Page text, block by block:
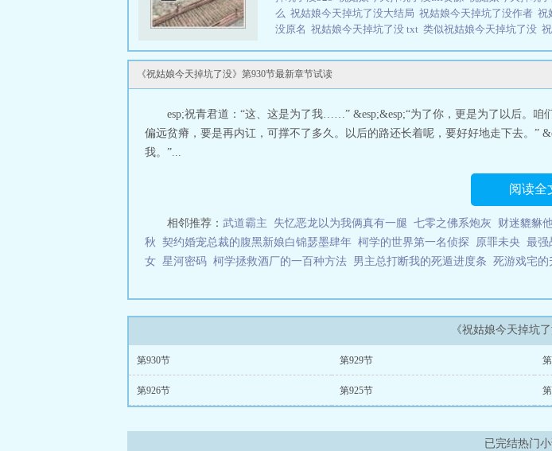
么 祝姑娘今天掉坑了没大结局 祝姑娘今天掉坑了没作者 祝
没原名 祝姑娘今天掉坑了没 txt 类似祝姑娘今天掉坑了没
吗祝姑娘今天掉坑了没173让朕来(油爆香菇)祝姑娘今天
147祝姑娘今天掉坑了没作者的其它
坑了没多少字祝姑娘今天掉坑了没全文阅读免费祝姑娘今
讲了什么祝姑娘今天掉坑了没 140祝姑娘今天掉坑了没22
今天掉坑了没174
祝姑娘今天掉坑了没392 祝姑娘今天掉
312
祝姑娘今天掉坑了没有男主嘛 祝姑娘今天掉坑了没第
祝姑娘今天掉坑了没提取码祝姑娘今天
祝姑娘今天掉坑了没郑熹死
祝姑娘今天掉坑了没 118yuedu祝姑
天掉坑了没评论祝姑娘今天掉坑了没女主生娃了吗祝姑娘
192 祝姑娘今天掉坑了没有CP吗 祝姑娘今天掉坑了没最新
娘今天掉坑了没免费全文阅读祝姑娘今天掉坑了没465 祝
今天掉坑了没全文祝姑娘今天掉坑了没夸克祝姑娘今天掉
了没免费观看祝姑娘今天掉坑了没电视剧祝姑娘今天掉坑
祝姑娘今天掉坑了没 我爱吃肉祝姑娘今天掉坑
娘今天掉坑了没203章 新案祝姑娘今天掉坑了没石头结局
坑了没有感情戏吗祝姑娘今天掉坑了没珍珠 祝姑娘今天掉
娘今天掉坑了没祝缨和谁在一起祝姑娘今天掉坑了没349祝
没郑熹第几章死的祝姑娘今天掉坑了没男主谁 祝姑娘今天
读祝姑娘今天掉坑了没结局是什么祝姑娘今天掉坑了没田
祝姑娘今天掉坑了
《祝姑娘今天掉坑了没》第930节最新章节试读
esp;祝青君道：“这、这是为了我……” &esp;&esp;“为了你，更是为了以后。
偏远贫瘠，要是再内讧，可撑不了多久。以后的路还长着呢，要好好地走下去。”
我。”...
阅读全
相邻推荐： 武道霸主 失忆恶龙以为我俩真有一腿 七零之佛系炮灰 财迷貔貅
秋 契约婚宠总裁的腹黑新娘白锦瑟墨肆年 柯学的世界第一名侦探 原罪未央 最强
女 星河密码 柯学拯救酒厂的一百种方法 男主总打断我的死遁进度条 死游戏宅的
《祝姑娘今天掉坑
第930节 第929节
第926节 第925节
已完结热门